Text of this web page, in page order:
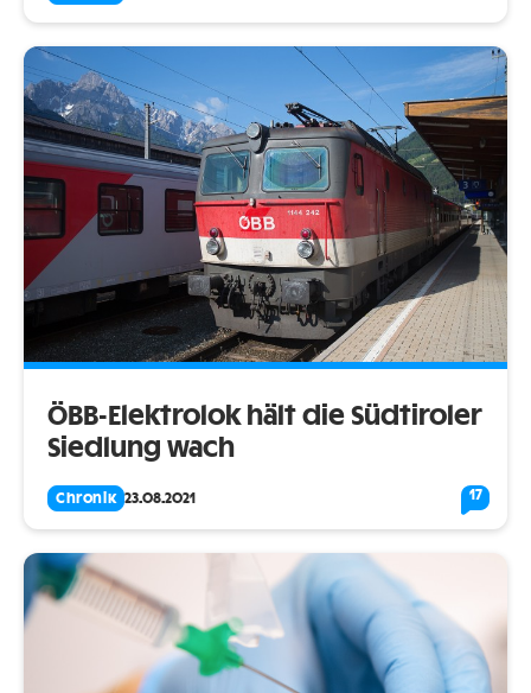
ÖBB-Elektrolok hält die Südtiroler
Siedlung wach
Chronik 23.08.2021 17